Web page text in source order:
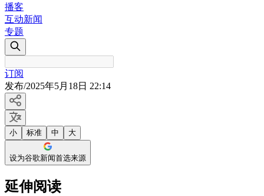
播客
互动新闻
专题
订阅
发布/2025年5月18日 22:14
小 标准 中 大
设为谷歌新闻首选来源
延伸阅读